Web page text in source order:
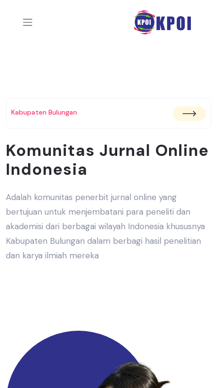
Kabupaten Bulungan
Komunitas Jurnal Online
Indonesia
Adalah komunitas penerbit jurnal online yang
bertujuan untuk menjembatani para peneliti dan
akademisi dari berbagai wilayah Indonesia khususnya
Kabupaten Bulungan dalam berbagi hasil penelitian
dan karya ilmiah mereka